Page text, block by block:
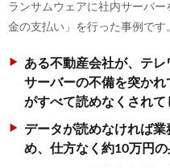
ランサムウェアに社内サーバ
金の支払い」を行った事例です
ある不動産会社が、テ
サーバーの不備を突か
がすべて読めなくされて
データが読めなければ
め、仕方なく約10万円の